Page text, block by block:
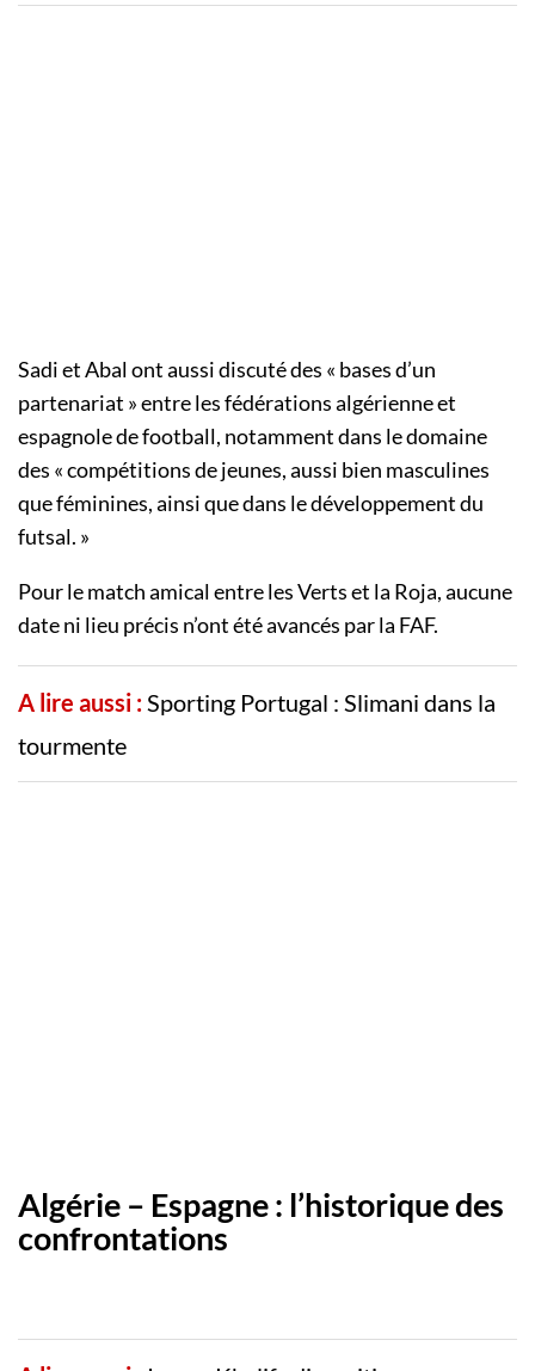
Sadi et Abal ont aussi discuté des « bases d’un
partenariat » entre les fédérations algérienne et
espagnole de football, notamment dans le domaine
des « compétitions de jeunes, aussi bien masculines
que féminines, ainsi que dans le développement du
futsal. »
Pour le match amical entre les Verts et la Roja, aucune
date ni lieu précis n’ont été avancés par la FAF.
A lire aussi : Sporting Portugal : Slimani dans la
tourmente
Algérie – Espagne : l’historique des
confrontations